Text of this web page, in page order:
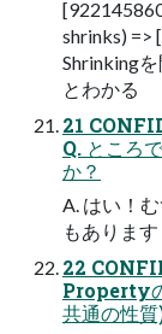
shrinks) =>
Shrinking
とわかる
21
Q. ところ
か？
A. はい！
もあります
22
Property
共通の性